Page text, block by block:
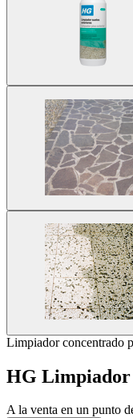
Limpiador concentrado
HG Limpiador
A la venta en un punto